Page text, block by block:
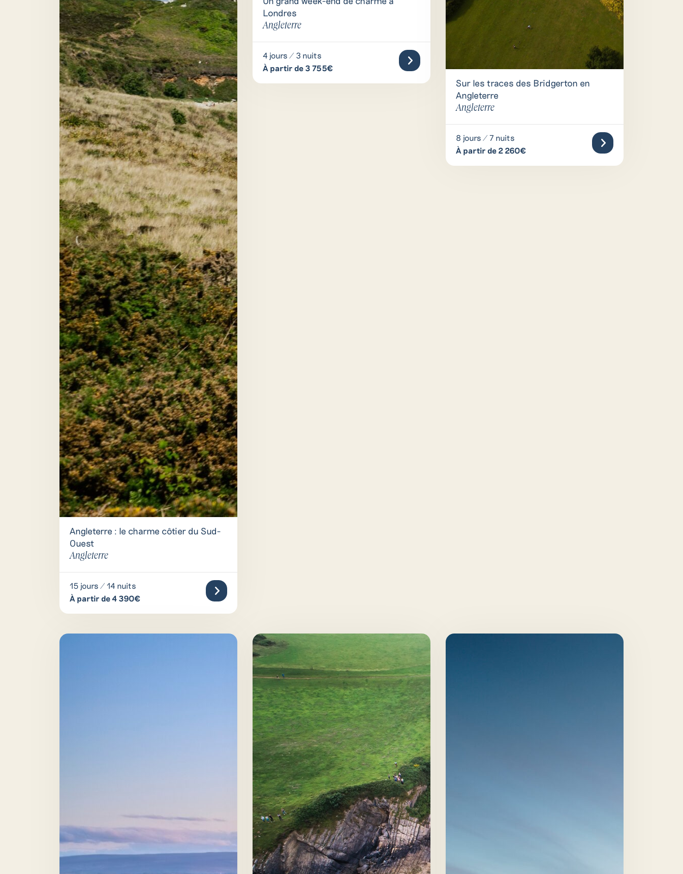
Contactez nos créateurs de voyages
Pour toute question ou demande de renseignement, n’hésitez pas à compléter notre
demande de devis ou à contacter l’un de nos conseillers par téléphone.
Angleterre : le charme côtier du Sud-
Ouest
Angleterre
15 jours / 14 nuits
À partir de 4 390€
Londres
Angleterre
4 jours / 3 nuits
À partir de 3 755€
Sur les traces des Bridgerton en
Angleterre
Angleterre
8 jours / 7 nuits
À partir de 2 260€